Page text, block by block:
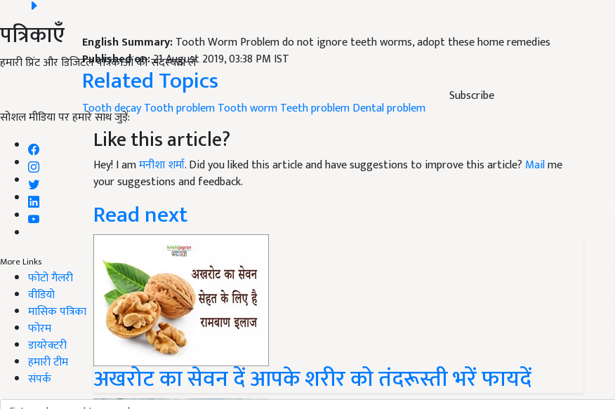
पत्रिकाएँ
हमारी प्रिंट और डिजिटल पत्रिकाओं की सदस्यता लें
Subscribe
सोशल मीडिया पर हमारे साथ जुड़ें:
More Links
फोटो गैलरी
वीडियो
मासिक पत्रिका
फोरम
डायरेक्टरी
हमारी टीम
संपर्क
English Summary:Tooth Worm Problem do not ignore teeth worms, adopt these home remedies
Published on:21 August 2019, 03:38 PM IST
Related Topics
Tooth decayTooth problemTooth wormTeeth problemDental problem
Like this article?
Hey! I amमनीशा शर्मा. Did you liked this article and have suggestions to improve this article? Mailme
your suggestions and feedback.
Read next
अखरोट का सेवन दें आपके शरीर को तंदरूस्ती भरें फायदें